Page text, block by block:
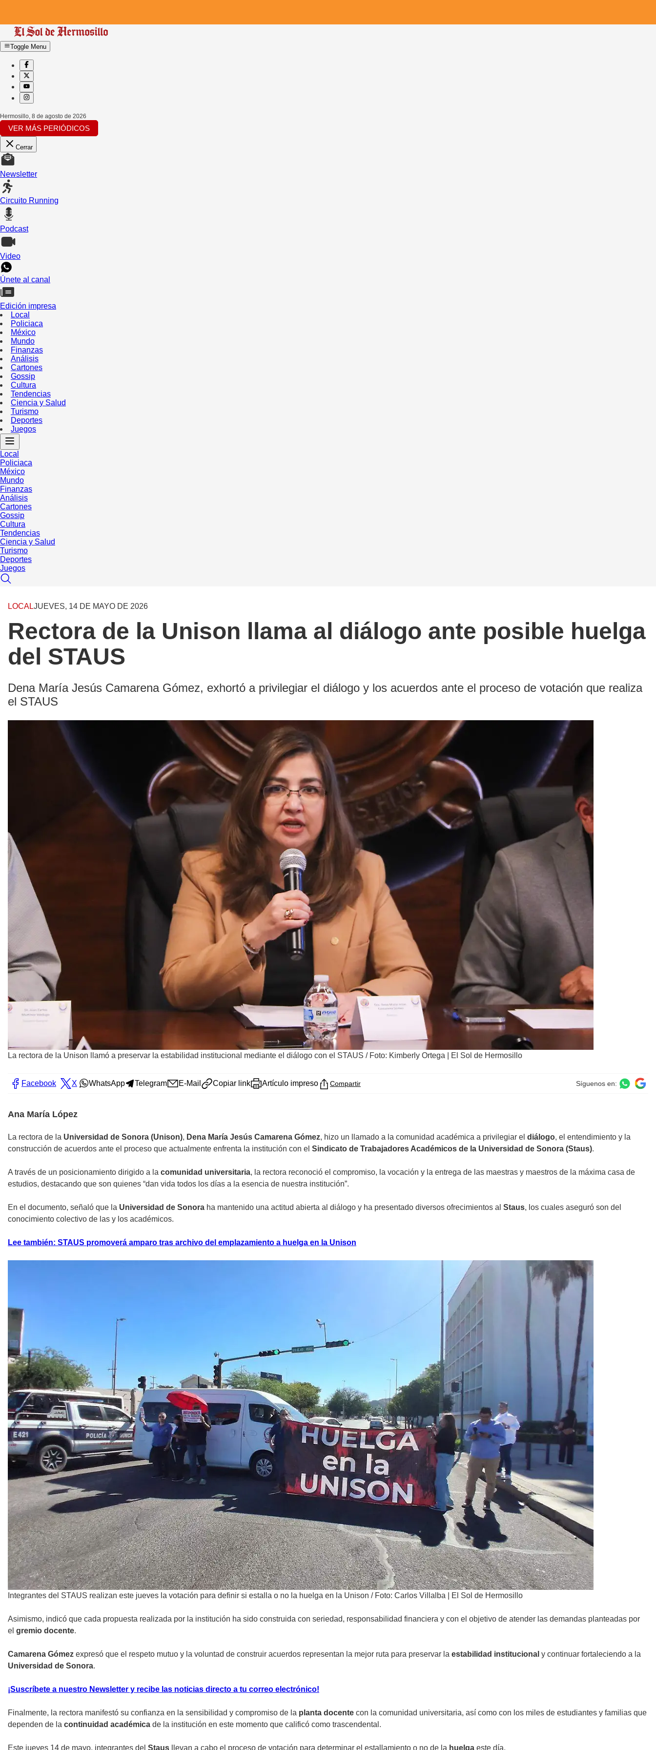
Toggle Menu
Hermosillo 8 de agosto de 2026
VER MÁS PERIÓDICOS
Cerrar
Newsletter
Circuito Running
Podcast
Video
Únete al canal
Edición impresa
Local
Policiaca
México
Mundo
Finanzas
Análisis
Cartones
Gossip
Cultura
Tendencias
Ciencia y Salud
Turismo
Deportes
Juegos
Local
Policiaca
México
Mundo
Finanzas
Análisis
Cartones
Gossip
Cultura
Tendencias
Ciencia y Salud
Turismo
Deportes
Juegos
LOCALJUEVES, 14 DE MAYO DE 2026
Rectora de la Unison llama al diálogo ante posible huelga
del STAUS
Dena María Jesús Camarena Gómez, exhortó a privilegiar el diálogo y los acuerdos ante el proceso de votación que realiza
el STAUS
La rectora de la Unison llamó a preservar la estabilidad institucional mediante el diálogo con el STAUS / Foto: Kimberly Ortega | El Sol de Hermosillo
Facebook X WhatsApp Telegram E-Mail Copiar link Artículo impreso Compartir Síguenos en:
Ana María López
La rectora de la Universidad de Sonora (Unison), Dena María Jesús Camarena Gómez, hizo un llamado a la comunidad académica a privilegiar el diálogo, el entendimiento y la
construcción de acuerdos ante el proceso que actualmente enfrenta la institución con el Sindicato de Trabajadores Académicos de la Universidad de Sonora (Staus).
A través de un posicionamiento dirigido a la comunidad universitaria, la rectora reconoció el compromiso, la vocación y la entrega de las maestras y maestros de la máxima casa de
estudios, destacando que son quienes “dan vida todos los días a la esencia de nuestra institución”.
En el documento, señaló que la Universidad de Sonora ha mantenido una actitud abierta al diálogo y ha presentado diversos ofrecimientos al Staus, los cuales aseguró son del
conocimiento colectivo de las y los académicos.
Lee también: STAUS promoverá amparo tras archivo del emplazamiento a huelga en la Unison
Integrantes del STAUS realizan este jueves la votación para definir si estalla o no la huelga en la Unison / Foto: Carlos Villalba | El Sol de Hermosillo
Asimismo, indicó que cada propuesta realizada por la institución ha sido construida con seriedad, responsabilidad financiera y con el objetivo de atender las demandas planteadas por
el gremio docente.
Camarena Gómez expresó que el respeto mutuo y la voluntad de construir acuerdos representan la mejor ruta para preservar la estabilidad institucional y continuar fortaleciendo a la
Universidad de Sonora.
¡Suscríbete a nuestro Newsletter y recibe las noticias directo a tu correo electrónico!
Finalmente, la rectora manifestó su confianza en la sensibilidad y compromiso de la planta docente con la comunidad universitaria, así como con los miles de estudiantes y familias que
dependen de la continuidad académica de la institución en este momento que calificó como trascendental.
Este jueves 14 de mayo, integrantes del Staus llevan a cabo el proceso de votación para determinar el estallamiento o no de la huelga este día.